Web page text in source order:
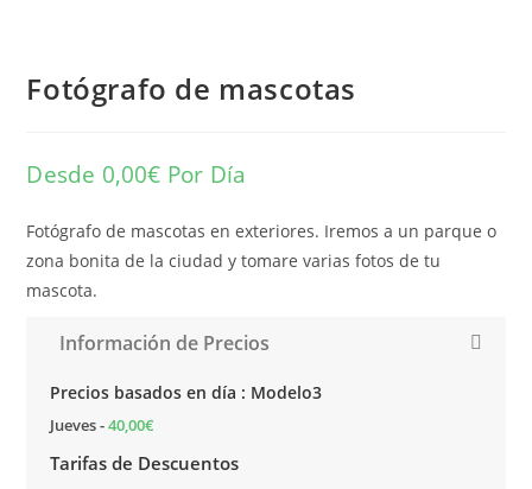
Fotógrafo de mascotas
Desde 0,00€ Por Día
Fotógrafo de mascotas en exteriores. Iremos a un parque o
zona bonita de la ciudad y tomare varias fotos de tu
mascota.
Información de Precios
Precios basados en día : Modelo3
Jueves-40,00€
Tarifas de Descuentos